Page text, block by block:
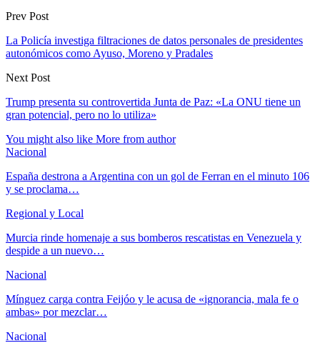
Prev Post
La Policía investiga filtraciones de datos personales de presidentes
autonómicos como Ayuso, Moreno y Pradales
Next Post
Trump presenta su controvertida Junta de Paz: «La ONU tiene un
gran potencial, pero no lo utiliza»
You might also like More from author
Nacional
España destrona a Argentina con un gol de Ferran en el minuto 106
y se proclama…
Regional y Local
Murcia rinde homenaje a sus bomberos rescatistas en Venezuela y
despide a un nuevo…
Nacional
Mínguez carga contra Feijóo y le acusa de «ignorancia, mala fe o
ambas» por mezclar…
Nacional